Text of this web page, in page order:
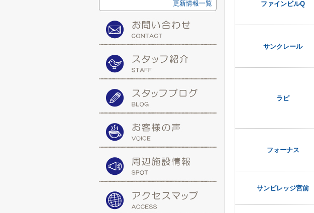
ファインビルQ
サンクレール
ラピ
フォーナス
サンビレッジ宮前
更新情報一覧